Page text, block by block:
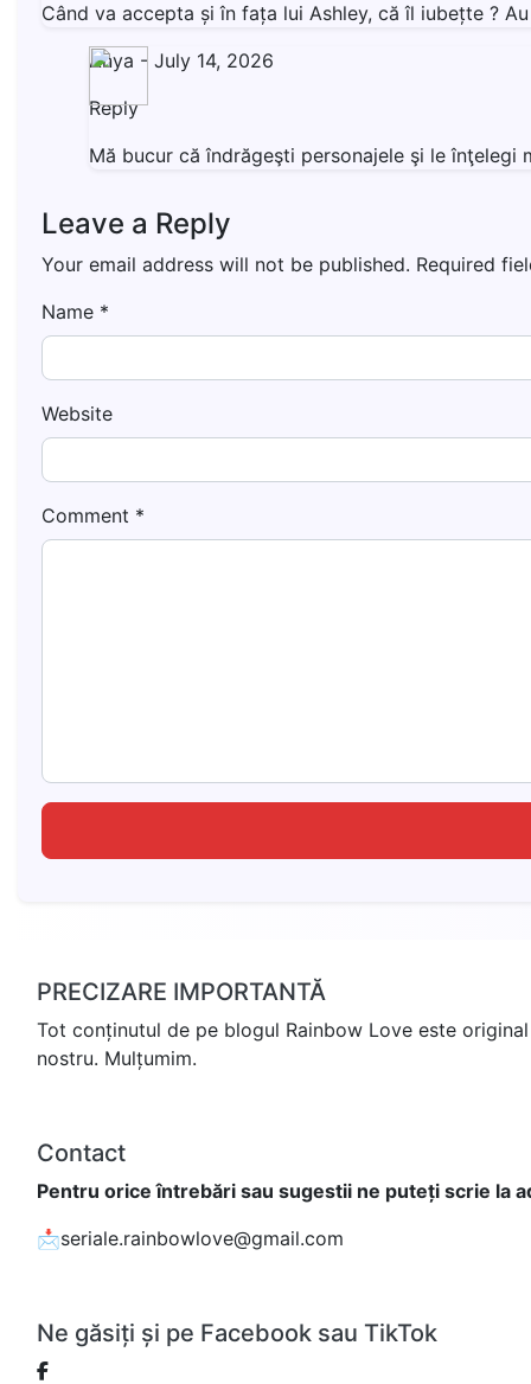
Când va accepta și în fața lui Ashley, că îl iubețte ?
Anya - July 14, 2026
Reply
Mă bucur că îndrăgeşti personajele şi le
Leave a Reply
Your email address will not be published. Required
Name *
Website
Comment *
PRECIZARE IMPORTANTĂ
Tot conținutul de pe blogul Rainbow Love este
nostru. Mulțumim.
Contact
Pentru orice întrebări sau sugestii ne puteți scrie la
📩seriale.rainbowlove@gmail.com
Ne găsiți și pe Facebook sau TikTok